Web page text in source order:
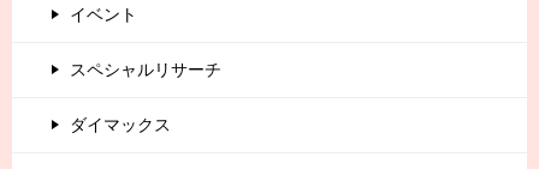
イベント
スペシャルリサーチ
ダイマックス